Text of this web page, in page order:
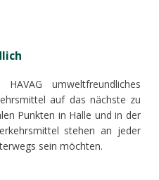
umweltfreundliches
auf das nächste zu
Punkten in Halle und in der
stehen an jeder
sein möchten.